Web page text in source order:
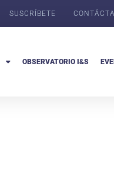
SUSCRÍBETE
OBSERVATORIO I&S